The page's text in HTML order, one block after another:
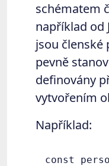
schématem
například od
jsou členské
pevně
definovány
vytvořením
Například:
const